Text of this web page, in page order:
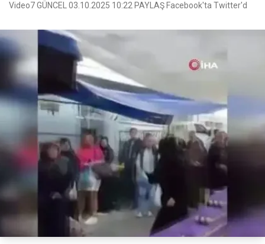
Video7 GÜNCEL 03.10.2025 10:22 PAYLAŞ Facebook'ta Twitter'd